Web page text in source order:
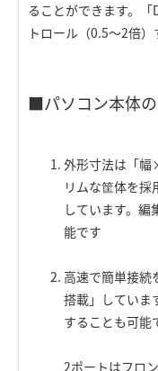
ることができます。
トロール（0.5～2倍
■パソコン本体の
外形寸法は「
リムな筐体を
しています。
能です
高速で簡単接続
搭載」していま
することも可能
2ポートはフロ